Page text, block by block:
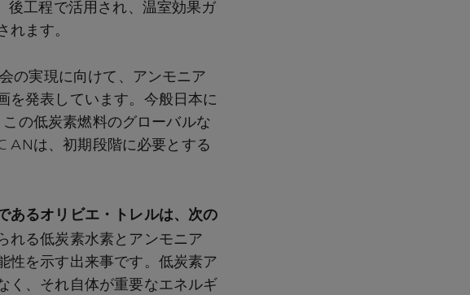
後工程で活用され、温室効果ガ
れます。
の実現に向けて、アンモニア
を発表しています。今般日本に
の低炭素燃料のグローバルな
ANは、初期段階に必要とする
あるオリビエ・トレルは、次の
れる低炭素水素とアンモニア
性を示す出来事です。低炭素ア
く、それ自体が重要なエネルギ